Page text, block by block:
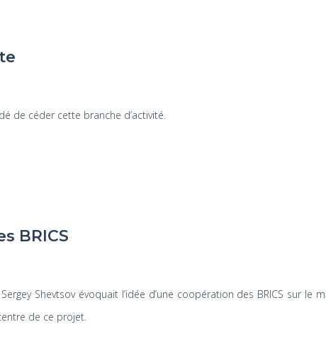
de céder cette branche d’activité.
BRICS
Shevtsov évoquait l’idée d’une coopération des BRICS sur le
de ce projet.